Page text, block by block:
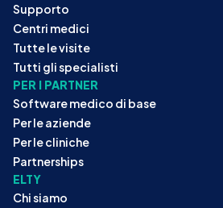
Supporto
Centri medici
Tutte le visite
Tutti gli specialisti
PER I PARTNER
Software medico di base
Per le aziende
Per le cliniche
Partnerships
ELTY
Chi siamo